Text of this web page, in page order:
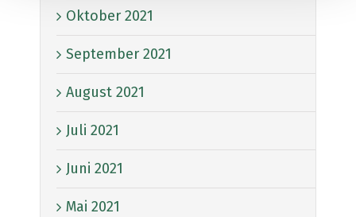
Oktober 2021
September 2021
August 2021
Juli 2021
Juni 2021
Mai 2021